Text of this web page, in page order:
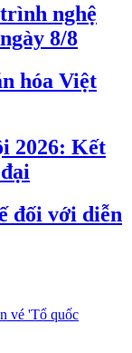
nghệ
8/8
hóa Việt
2026: Kết
đối với diễn